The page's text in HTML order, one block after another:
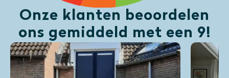
Onze klanten beoordelen
ons gemiddeld met een 9!